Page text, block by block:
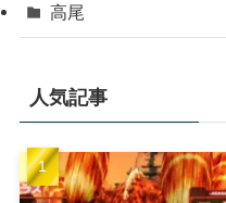
高尾
人気記事